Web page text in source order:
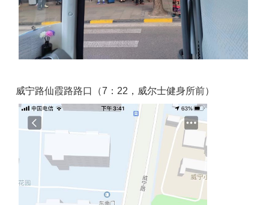
威宁路仙霞路路口（7：22，威尔士健身所前）